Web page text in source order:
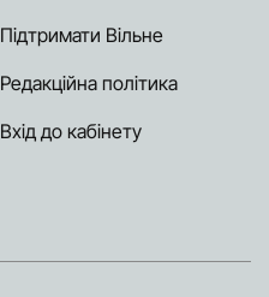
Підтримати Вільне
Редакційна політика
Вхід до кабінету